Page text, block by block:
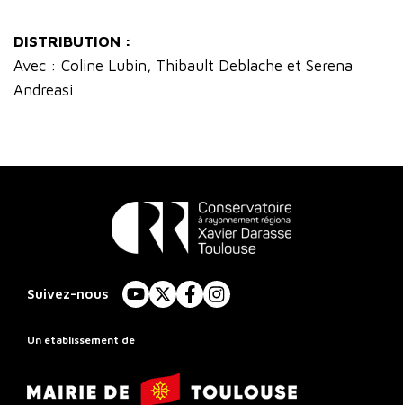
DISTRIBUTION :
Avec : Coline Lubin, Thibault Deblache et Serena
Andreasi
Rayonnement
Régional
Toulouse
Suivez-nous
YouTube
X FacebookInstagram
Un établissement de
Mairie